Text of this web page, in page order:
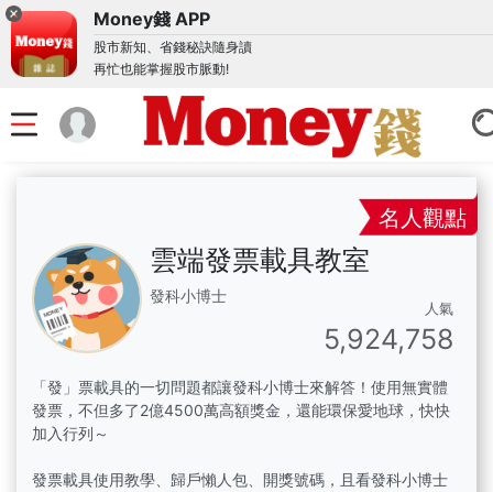
Money錢 APP
股市新知、省錢秘訣隨身讀
再忙也能掌握股市脈動!
名人觀點
雲端發票載具教室
發科小博士
人氣
5,924,758
「發」票載具的一切問題都讓發科小博士來解答！使用無實體
發票，不但多了2億4500萬高額獎金，還能環保愛地球，快快
加入行列～
發票載具使用教學、歸戶懶人包、開獎號碼，且看發科小博士